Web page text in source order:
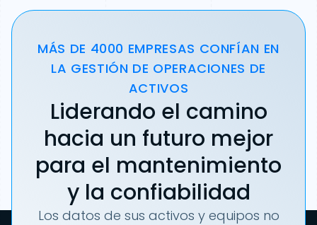
MÁS DE 4000 EMPRESAS CONFÍAN EN
LA GESTIÓN DE OPERACIONES DE
ACTIVOS
Liderando el camino
hacia un futuro mejor
para el mantenimiento
y la confiabilidad
Los datos de sus activos y equipos no